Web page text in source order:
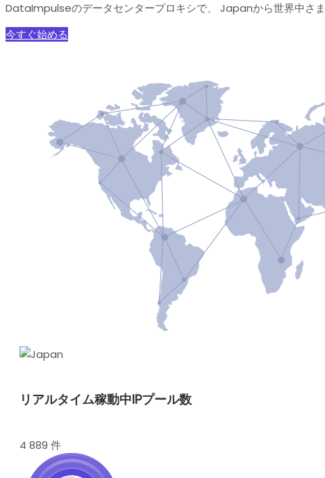
DataImpulseのデータセンタープロキシで、 Japanから世界中さ
今すぐ始める
リアルタイム稼動中IPプール数
4 889 件